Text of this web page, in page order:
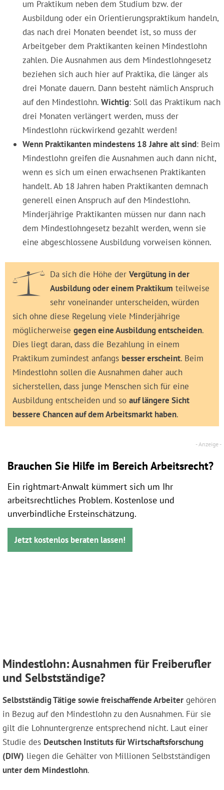
um Praktikum neben dem Studium bzw. der
Ausbildung oder ein Orientierungspraktikum handeln,
das nach drei Monaten beendet ist, so muss der
Arbeitgeber dem Praktikanten keinen Mindestlohn
zahlen. Die Ausnahmen aus dem Mindestlohngesetz
beziehen sich auch hier auf Praktika, die länger als
drei Monate dauern. Dann besteht nämlich Anspruch
auf den Mindestlohn. Wichtig: Soll das Praktikum nach
drei Monaten verlängert werden, muss der
Mindestlohn rückwirkend gezahlt werden!
Wenn Praktikanten mindestens 18 Jahre alt sind: Beim
Mindestlohn greifen die Ausnahmen auch dann nicht,
wenn es sich um einen erwachsenen Praktikanten
handelt. Ab 18 Jahren haben Praktikanten demnach
generell einen Anspruch auf den Mindestlohn.
Minderjährige Praktikanten müssen nur dann nach
dem Mindestlohngesetz bezahlt werden, wenn sie
eine abgeschlossene Ausbildung vorweisen können.
Da sich die Höhe der Vergütung in der
Ausbildung oder einem Praktikum teilweise
sehr voneinander unterscheiden, würden
sich ohne diese Regelung viele Minderjährige
möglicherweise gegen eine Ausbildung entscheiden.
Dies liegt daran, dass die Bezahlung in einem
Praktikum zumindest anfangs besser erscheint. Beim
Mindestlohn sollen die Ausnahmen daher auch
sicherstellen, dass junge Menschen sich für eine
Ausbildung entscheiden und so auf längere Sicht
bessere Chancen auf dem Arbeitsmarkt haben.
Brauchen Sie Hilfe im Bereich Arbeitsrecht?
Ein rightmart-Anwalt kümmert sich um Ihr
arbeitsrechtliches Problem. Kostenlose und
unverbindliche Ersteinschätzung.
Jetzt kostenlos beraten lassen!
Mindestlohn: Ausnahmen für Freiberufler
und Selbstständige?
Selbstständig Tätige sowie freischaffende Arbeiter gehören
in Bezug auf den Mindestlohn zu den Ausnahmen. Für sie
gilt die Lohnuntergrenze entsprechend nicht. Laut einer
Studie des Deutschen Instituts für Wirtschaftsforschung
(DIW) liegen die Gehälter von Millionen Selbstständigen
unter dem Mindestlohn.